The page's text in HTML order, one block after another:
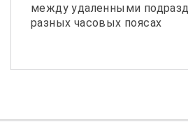
между удаленными
разных часовых поясах